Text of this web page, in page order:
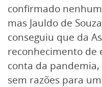
confirmado
mas Jauldo de
conseguiu que da
reconhecimento de
conta da
sem razões para